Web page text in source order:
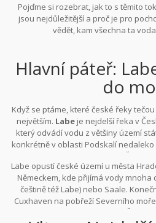
moře přes Německo. To znamená,
deště, která spadne na českou půdu
na jihu), končí v rámci
Pojďme si rozebrat, jak to s těmito
jsou nejdůležitější a proč je pro
vědět, kam všechna ta
Hlavní páteř:
do
Když se ptáme, které české řeky
největším. Labe je nejdelší řeka v
který odvádí vodu z většiny území
konkrétně v oblasti Podskalí
Odtud se vine celou délkou Čech
Labe opustí české území u města
Německem, kde přijímá vody mnoha
češtině též Labe) nebo Saale.
Cuxhaven na pobřeží Severního
přesahuje tisíc kilometrů. Pro